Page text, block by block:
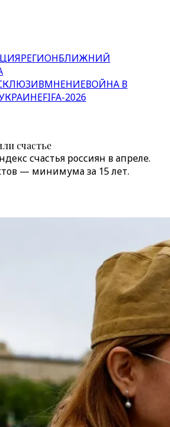
РЕГИОНБЛИЖНИЙ
МНЕНИЕВОЙНА В
FIFA-2026
счастье
счастья россиян в апреле.
— минимума за 15 лет.